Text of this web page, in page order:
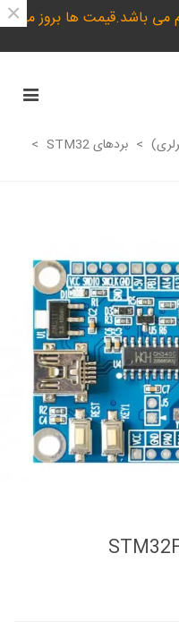
می باشد.قیمت ها بروز می×
> بردهای STM32
>